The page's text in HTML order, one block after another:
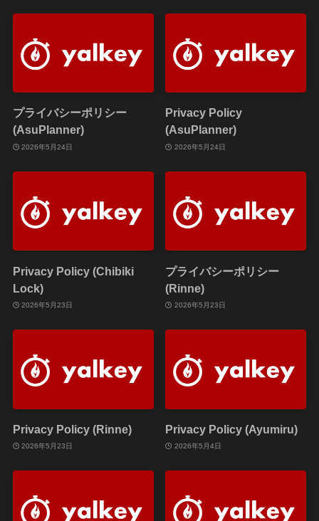
プライバシーポリシー
(AsuPlanner)
2026年5月24日
Privacy Policy
(AsuPlanner)
2026年5月24日
Privacy Policy (Chibiki
Lock)
2026年5月23日
プライバシーポリシー
(Rinne)
2026年5月23日
Privacy Policy (Rinne)
2026年5月23日
Privacy Policy (Ayumiru)
2026年5月4日